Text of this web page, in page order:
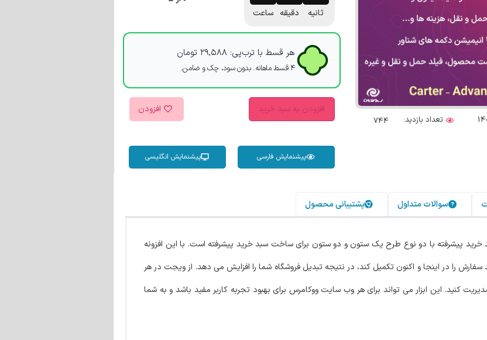
تعداد بازدید: 744
ساعت دقیقه ثانیه
هر قسط با ترب‌پی:۲۹,۵۸۸ تومان
۴ قسط ماهانه. بدون سود، چک و ضامن.
افزودن به سبد خرید افزودن
پیشنمایش فارسی پیشنمایش انگلیسی
سوالات متداول پشتیبانی محصول
پیشرفته با دو نوع طرح یک ستون و دو ستون برای ساخت سبد خرید پیشرفته است. با این افزونه
را در اینجا و اکنون تکمیل کند، در نتیجه تبدیل فروشگاه شما را افزایش می دهد. از ویجت در هر
کنید. این ابزار می تواند برای هر وب سایت ووکامرس برای بهبود تجربه کاربر مفید باشد و به شما